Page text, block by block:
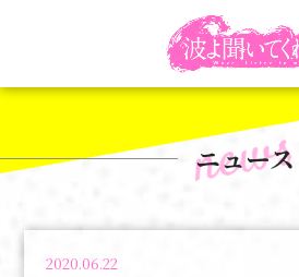
news
ニュース
2020.06.22